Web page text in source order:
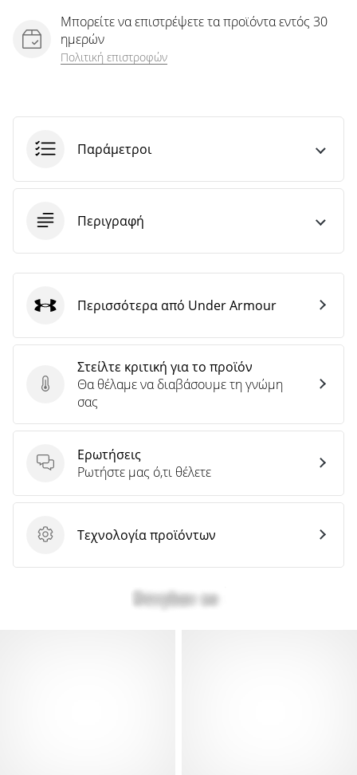
Μπορείτε να επιστρέψετε τα προϊόντα εντός 30
ημερών
Πολιτική επιστροφών
Παράμετροι
Περιγραφή
Στείλτε κριτική για το προϊόν
Στείλτε κριτική για το προϊόν
Θα θέλαμε να διαβάσουμε τη γνώμη
σας
Ερωτήσεις
Ερωτήσεις
Ρωτήστε μας ό,τι θέλετε
Τεχνολογία προϊόντων
Τεχνολογία προϊόντων
Under Armour
Περισσότερα από Under Armour